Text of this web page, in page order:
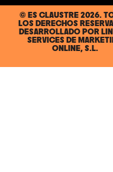
© ES CLAUSTRE 2026.
LOS DERECHOS
DESARROLLADO POR
SERVICES DE
ONLINE, S.L.